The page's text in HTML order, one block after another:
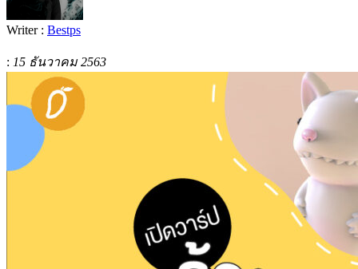
Writer : Bestps
: 15 ธันวาคม 2563